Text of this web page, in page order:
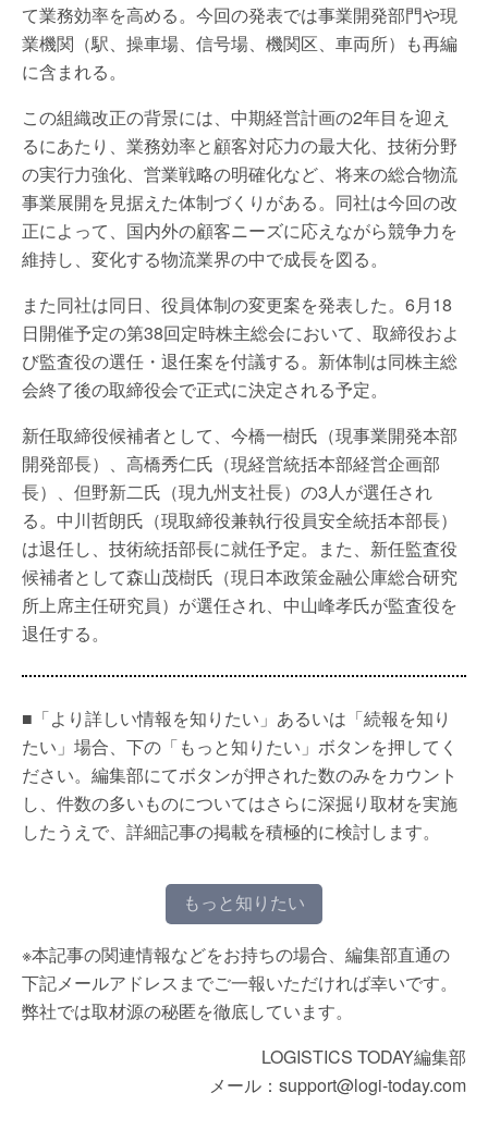
て業務効率を高める。今回の発表では事業開発部門や現
業機関（駅、操車場、信号場、機関区、車両所）も再編
に含まれる。
この組織改正の背景には、中期経営計画の2年目を迎え
るにあたり、業務効率と顧客対応力の最大化、技術分野
の実行力強化、営業戦略の明確化など、将来の総合物流
事業展開を見据えた体制づくりがある。同社は今回の改
正によって、国内外の顧客ニーズに応えながら競争力を
維持し、変化する物流業界の中で成長を図る。
また同社は同日、役員体制の変更案を発表した。6月18
日開催予定の第38回定時株主総会において、取締役およ
び監査役の選任・退任案を付議する。新体制は同株主総
会終了後の取締役会で正式に決定される予定。
新任取締役候補者として、今橋一樹氏（現事業開発本部
開発部長）、高橋秀仁氏（現経営統括本部経営企画部
長）、但野新二氏（現九州支社長）の3人が選任され
る。中川哲朗氏（現取締役兼執行役員安全統括本部長）
は退任し、技術統括部長に就任予定。また、新任監査役
候補者として森山茂樹氏（現日本政策金融公庫総合研究
所上席主任研究員）が選任され、中山峰孝氏が監査役を
退任する。
■「より詳しい情報を知りたい」あるいは「続報を知り
たい」場合、下の「もっと知りたい」ボタンを押してく
ださい。編集部にてボタンが押された数のみをカウント
し、件数の多いものについてはさらに深掘り取材を実施
したうえで、詳細記事の掲載を積極的に検討します。
もっと知りたい
※本記事の関連情報などをお持ちの場合、編集部直通の
下記メールアドレスまでご一報いただければ幸いです。
弊社では取材源の秘匿を徹底しています。
LOGISTICS TODAY編集部
メール：support@logi-today.com